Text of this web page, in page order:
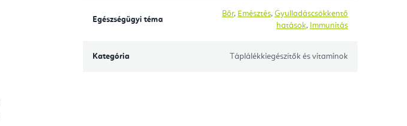
Egészségügyi téma
Bőr, Emésztés, Gyulladáscsökkentő
hatások, Immunitás
Kategória Táplálékkiegészítők és vitaminok